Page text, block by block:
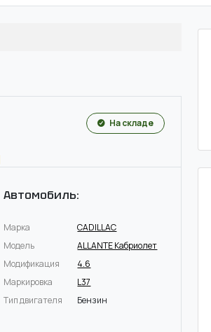
На складе
Автомобиль:
Марка
CADILLAC
Модель
ALLANTE Кабриолет
Модификация
4.6
Маркировка
L37
Тип двигателя
Бензин